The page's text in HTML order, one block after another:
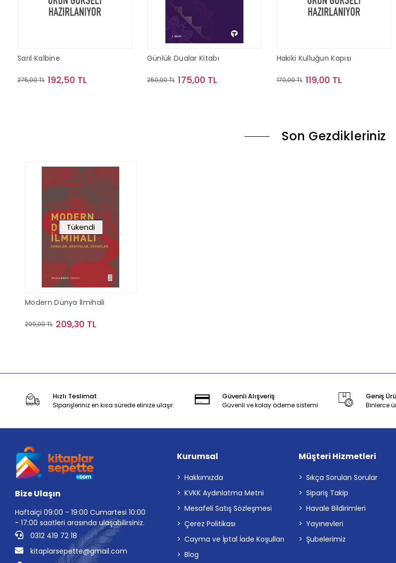
Sarıl Kalbine
275,00 TL 192,50 TL
Günlük Dualar Kitabı
250,00 TL 175,00 TL
Hakiki Kulluğun Kapısı
170,00 TL 119,00 TL
Son Gezdikleriniz
Tükendi
Modern Dünya İlmihali
299,00 TL 209,30 TL
Hızlı Teslimat
Siparişleriniz en kısa sürede elinize ulaşır.
Güvenli Alışveriş
Güvenli ve kolay ödeme sistemi
Geniş
Binlerce
Bize Ulaşın
Haftaiçi 09:00 - 19:00 Cumartesi 10:00
- 17:00 saatleri arasında ulaşabilirsiniz.
0312 419 72 18
kitaplarsepette@gmail.com
Kurumsal
Hakkımızda
KVKK Aydınlatma Metni
Mesafeli Satış Sözleşmesi
Çerez Politikası
Cayma ve İptal İade Koşulları
Blog
Müşteri Hizmetleri
Sıkça Sorulan Sorular
Sipariş Takip
Havale Bildirimleri
Yayınevleri
Şubelerimiz